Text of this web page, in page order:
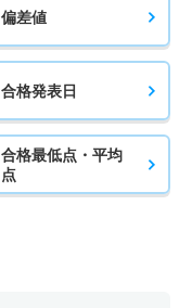
偏差値
合格発表日
合格最低点・平均
点